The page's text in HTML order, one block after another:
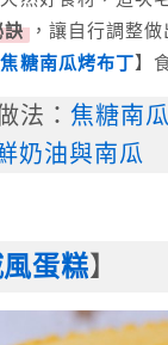
訣 ，讓自行調整
焦糖南瓜烤布丁】
法：焦糖南
奶油與南瓜
蛋糕】